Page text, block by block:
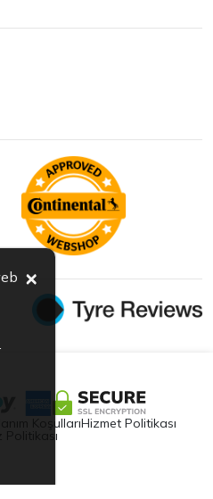
KoşullarıHizmet Politikası
Politikası
×